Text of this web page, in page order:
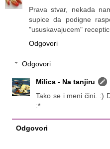
Prava stvar, nekada
supice da podigne
"ususkavajucem"
Odgovori
Odgovori
Milica - Na tanjiru
Tako se i meni čini. :)
:*
Odgovori